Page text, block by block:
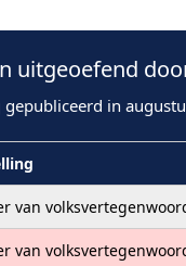
uitgeoefend
in
van
van